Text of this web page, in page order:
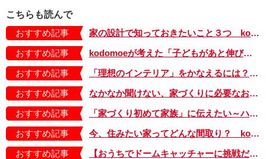
こちらも読んで
おすすめ記事
家の設計で知っておきたいこと３つ kodomoe×アルネットホームの家 vol.5
おすすめ記事
kodomoeが考えた「子どもがあと伸びする家」【編集部がモデルハウスを案内する動画付】
おすすめ記事
「理想のインテリア」をかなえるには？ kodomoe×アルネットホームの家 vol.4
おすすめ記事
なかなか聞けない、家づくりに必要なお金の話 kodomoe×アルネットホームの家 vol.3
おすすめ記事
「家づくり初めて家族」に伝えたい～ハウジング会社に聞きました！ kodomoe×アルネットホームの家 vol.2
おすすめ記事
今、住みたい家ってどんな間取り？ kodomoe×アルネットホームの家 vol.１
おすすめ記事
【おうちでドームキャッチャーに挑戦だ】アンパンマン わくわくドームキャッチャー